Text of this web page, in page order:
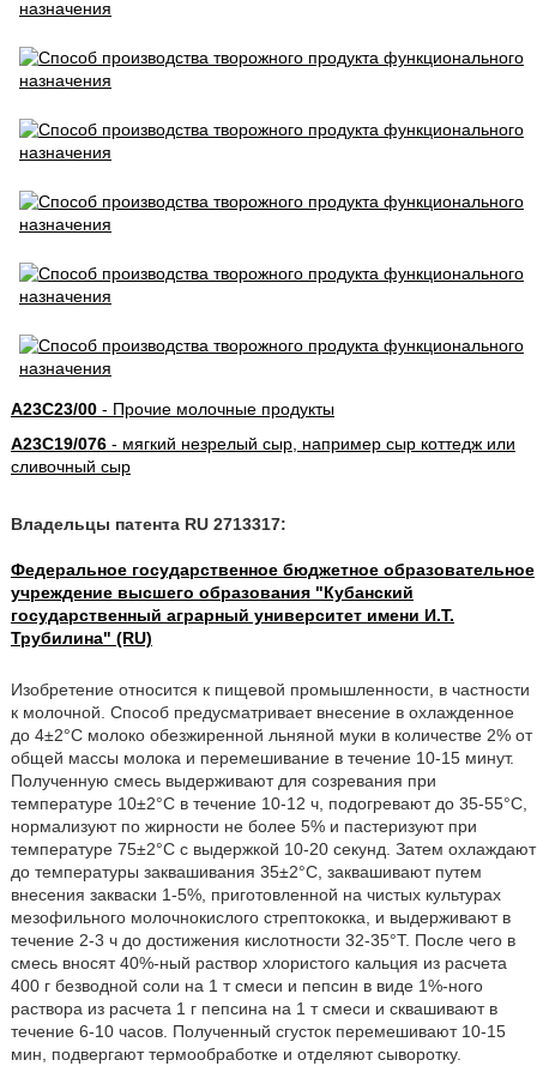
A23C23/00- Прочие молочные продукты
A23C19/076- мягкий незрелый сыр, например сыр коттедж или
сливочный сыр
Владельцы патента RU 2713317:
Федеральное государственное бюджетное образовательное
учреждение высшего образования "Кубанский
государственный аграрный университет имени И.Т.
Трубилина" (RU)
Изобретение относится к пищевой промышленности, в частности
к молочной. Способ предусматривает внесение в охлажденное
до 4±2°С молоко обезжиренной льняной муки в количестве 2% от
общей массы молока и перемешивание в течение 10-15 минут.
Полученную смесь выдерживают для созревания при
температуре 10±2°С в течение 10-12 ч, подогревают до 35-55°С,
нормализуют по жирности не более 5% и пастеризуют при
температуре 75±2°C с выдержкой 10-20 секунд. Затем охлаждают
до температуры заквашивания 35±2°С, заквашивают путем
внесения закваски 1-5%, приготовленной на чистых культурах
мезофильного молочнокислого стрептококка, и выдерживают в
течение 2-3 ч до достижения кислотности 32-35°Т. После чего в
смесь вносят 40%-ный раствор хлористого кальция из расчета
400 г безводной соли на 1 т смеси и пепсин в виде 1%-ного
раствора из расчета 1 г пепсина на 1 т смеси и сквашивают в
течение 6-10 часов. Полученный сгусток перемешивают 10-15
мин, подвергают термообработке и отделяют сыворотку.